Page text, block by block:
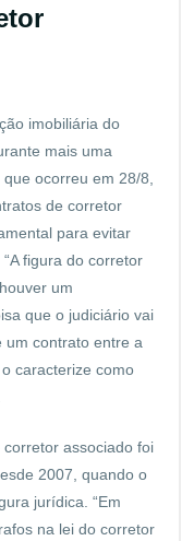
imobiliária do
mais uma
ocorreu em 28/8,
de corretor
para evitar
figura do corretor
um
que o judiciário vai
um contrato entre a
caracterize como
associado foi
2007, quando o
jurídica. “Em
na lei do corretor